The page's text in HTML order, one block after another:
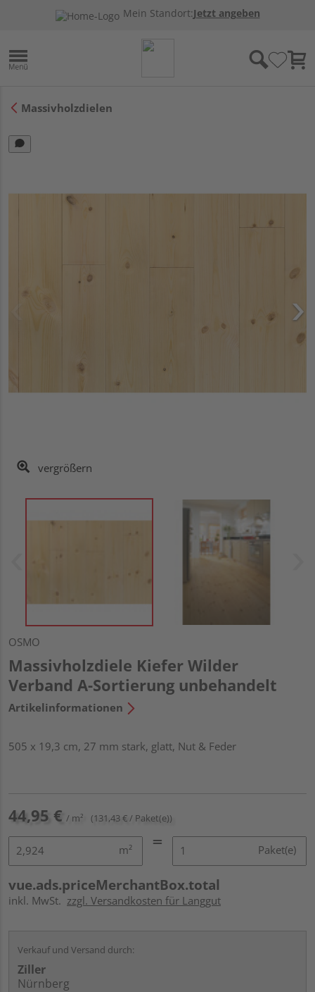
Mein Standort:Jetzt angeben
Massivholzdielen
vergrößern
OSMO
Massivholzdiele Kiefer Wilder
Verband A-Sortierung unbehandelt
Artikelinformationen
505 x 19,3 cm, 27 mm stark, glatt, Nut & Feder
44,95 € / m² (131,43 € / Paket(e))
m² Paket(e)
vue.ads.priceMerchantBox.total
inkl. MwSt. zzgl. Versandkosten für Langgut
Verkauf und Versand durch:
Ziller
Nürnberg